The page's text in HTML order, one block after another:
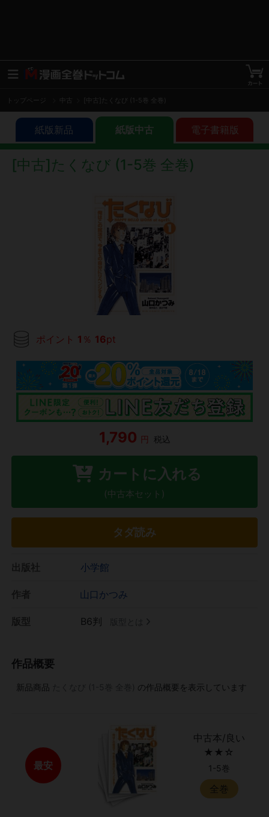
トップページ 中古 [中古]たくなび (1-5巻 全巻)
紙版新品 紙版中古 電子書籍版
[中古]たくなび (1-5巻 全巻)
ポイント 1 ％ 16pt
1,790 円 税込
カートに入れる
(中古本セット)
タダ読み
小学館
山口かつみ
B6判
作品概要
新品商品 の作品概要を表示しています
最安
中古本/良い
★★☆
1-5巻
全巻